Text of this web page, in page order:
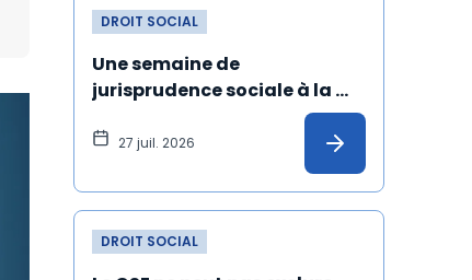
DROIT SOCIAL
Une semaine de
jurisprudence sociale à la
27 juil. 2026
DROIT SOCIAL